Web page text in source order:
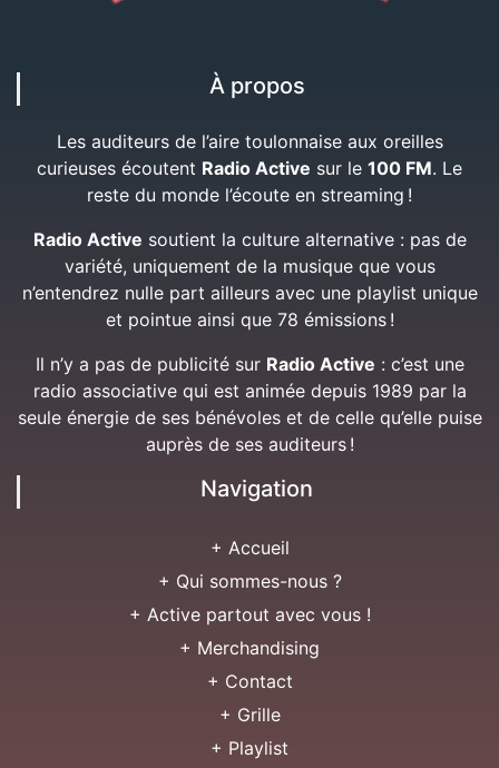
À propos
Les auditeurs de l’aire toulonnaise aux oreilles
curieuses écoutent Radio Active sur le 100 FM. Le
reste du monde l’écoute en streaming !
Radio Active soutient la culture alternative : pas de
variété, uniquement de la musique que vous
n’entendrez nulle part ailleurs avec une playlist unique
et pointue ainsi que 78 émissions !
Il n’y a pas de publicité sur Radio Active : c’est une
radio associative qui est animée depuis 1989 par la
seule énergie de ses bénévoles et de celle qu’elle puise
auprès de ses auditeurs !
Navigation
+ Accueil
+ Qui sommes-nous ?
+ Active partout avec vous !
+ Merchandising
+ Contact
+ Grille
+ Playlist